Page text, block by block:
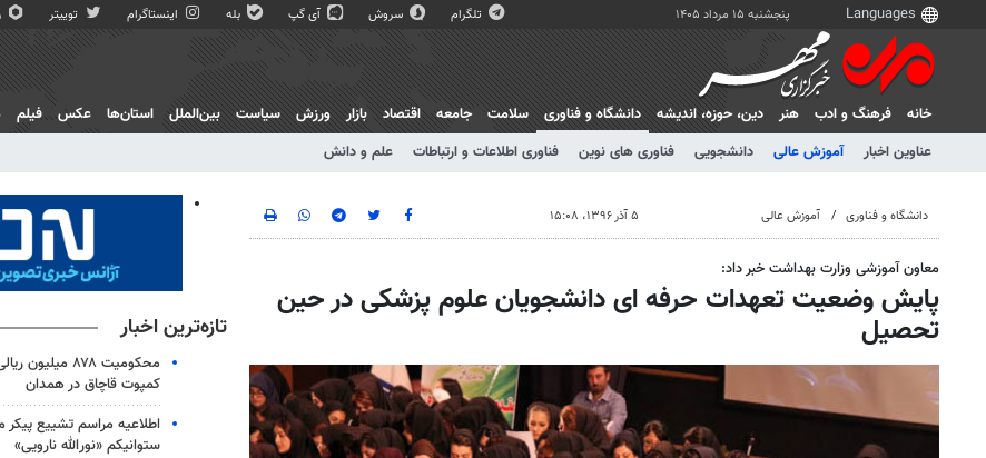
پنجشنبه ۱۵ مرداد ۱۴۰۵ تلگرام سروش آی گپ بله اینستاگرام توییتر
خانه فرهنگ و ادب هنر دين، حوزه، انديشه
دانشگاه و فناوری
عناوین اخبار
آموزش عالی دانشجویی فناوری های نوین فناوری اطلاعات و ارتباطات علم و دانش
سلامت جامعه اقتصاد بازار ورزش سیاست بین‌الملل استان‌ها عکس فیلم
دانشگاه و فناوری آموزش عالی ۵ آذر ۱۳۹۶، ۱۵:۰۸
معاون آموزشی وزارت بهداشت خبر داد:
پایش وضعیت تعهدات حرفه ای دانشجویان علوم پزشکی در حین
تحصیل تازه‌ترین اخبار
محکومیت ۸۷۸
کمپوت قاچاق در همدان
اطلاعیه مراسم تشییع
ستوانیکم «نورالله نارویی»